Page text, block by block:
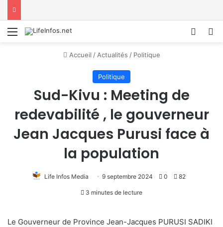
Menu
Accueil / Actualités / Politique
Politique
Sud-Kivu : Meeting de
redevabilité , le gouverneur
Jean Jacques Purusi face à
la population
Life Infos Media 9 septembre 2024 0 82
3 minutes de lecture
Le Gouverneur de Province Jean-Jacques PURUSI SADIKI